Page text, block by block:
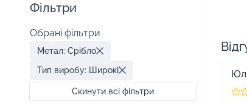
Фільтри
Обрані фільтри
Метал: Срібло
Тип виробу: Широкі
Скинути всі фільтри